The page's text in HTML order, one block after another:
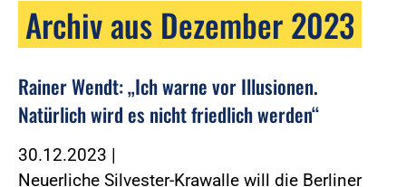
Archiv aus Dezember 2023
Rainer Wendt: „Ich warne vor Illusionen.
Natürlich wird es nicht friedlich werden“
30.12.2023 |
Neuerliche Silvester-Krawalle will die Berliner